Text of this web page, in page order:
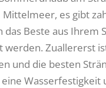
es gibt
das Beste aus
werden. Zuallererst
und die besten